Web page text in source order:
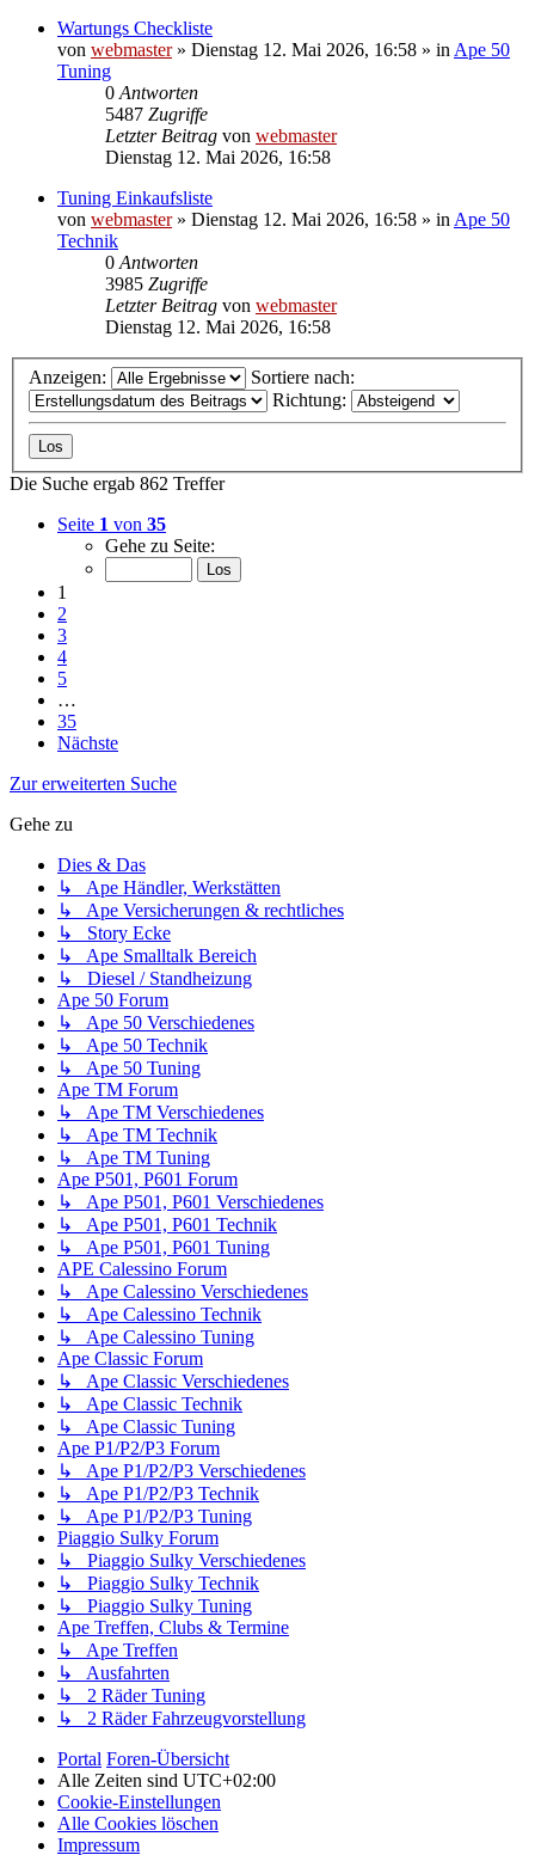
Wartungs Checkliste
von webmaster» Dienstag 12. Mai 2026, 16:58 » in Ape 50
Tuning
0 Antworten
5487 Zugriffe
Letzter Beitrag von webmaster
Dienstag 12. Mai 2026, 16:58
Tuning Einkaufsliste
von webmaster» Dienstag 12. Mai 2026, 16:58 » in Ape 50
Technik
0 Antworten
3985 Zugriffe
Letzter Beitrag von webmaster
Dienstag 12. Mai 2026, 16:58
Anzeigen:
Sortiere nach:
Richtung:
Die Suche ergab 862 Treffer
Seite 1 von 35
Gehe zu Seite:
1
2
3
4
5
…
35
Nächste
Zur erweiterten Suche
Gehe zu
Dies & Das
↳ Ape Händler, Werkstätten
↳ Ape Versicherungen & rechtliches
↳ Story Ecke
↳ Ape Smalltalk Bereich
↳ Diesel / Standheizung
Ape 50 Forum
↳ Ape 50 Verschiedenes
↳ Ape 50 Technik
↳ Ape 50 Tuning
Ape TM Forum
↳ Ape TM Verschiedenes
↳ Ape TM Technik
↳ Ape TM Tuning
Ape P501, P601 Forum
↳ Ape P501, P601 Verschiedenes
↳ Ape P501, P601 Technik
↳ Ape P501, P601 Tuning
APE Calessino Forum
↳ Ape Calessino Verschiedenes
↳ Ape Calessino Technik
↳ Ape Calessino Tuning
Ape Classic Forum
↳ Ape Classic Verschiedenes
↳ Ape Classic Technik
↳ Ape Classic Tuning
Ape P1/P2/P3 Forum
↳ Ape P1/P2/P3 Verschiedenes
↳ Ape P1/P2/P3 Technik
↳ Ape P1/P2/P3 Tuning
Piaggio Sulky Forum
↳ Piaggio Sulky Verschiedenes
↳ Piaggio Sulky Technik
↳ Piaggio Sulky Tuning
Ape Treffen, Clubs & Termine
↳ Ape Treffen
↳ Ausfahrten
↳ 2 Räder Tuning
↳ 2 Räder Fahrzeugvorstellung
Portal Foren-Übersicht
Alle Zeiten sind UTC+02:00
Cookie-Einstellungen
Alle Cookies löschen
Impressum